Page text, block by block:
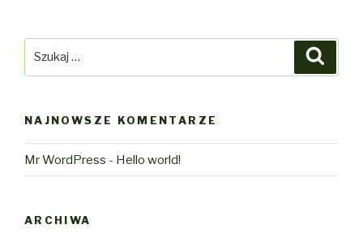
NAJNOWSZE KOMENTARZE
Mr WordPress - Hello world!
ARCHIWA